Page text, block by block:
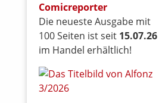
Comicreporter
Die neueste Ausgabe mit
100 Seiten ist seit 15.07.26
im Handel erhältlich!